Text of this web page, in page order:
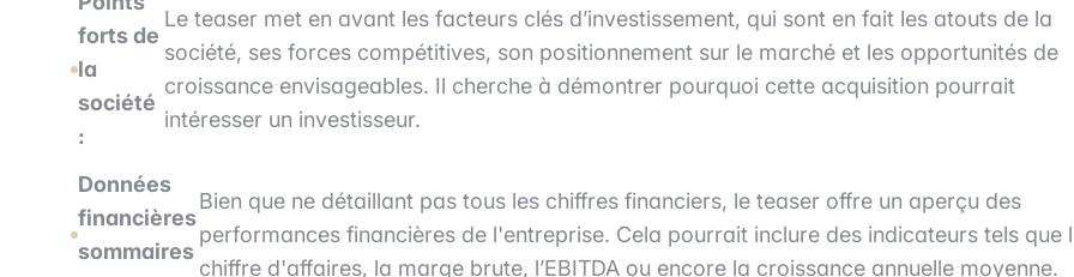
forts de
la
société
:
Le teaser met en avant les facteurs clés d’investissement, qui sont en fait les atouts de la
société, ses forces compétitives, son positionnement sur le marché et les opportunités de
croissance envisageables. Il cherche à démontrer pourquoi cette acquisition pourrait
intéresser un investisseur.
Données
financières
sommaires
Bien que ne détaillant pas tous les chiffres financiers, le teaser offre un aperçu des
performances financières de l'entreprise. Cela pourrait inclure des indicateurs tels que
chiffre d'affaires, la marge brute, l’EBITDA ou encore la croissance annuelle moyenne.